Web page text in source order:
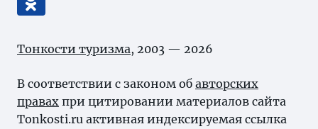
Тонкости туризма, 2003 — 2026
В соответствии с законом об авторских
правах при цитировании материалов сайта
Tonkosti.ru активная индексируемая ссылка